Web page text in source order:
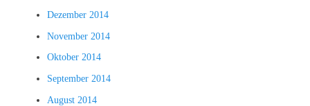
Dezember 2014
November 2014
Oktober 2014
September 2014
August 2014